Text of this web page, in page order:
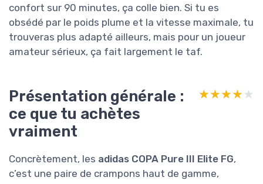
confort sur 90 minutes, ça colle bien. Si tu es
obsédé par le poids plume et la vitesse maximale, tu
trouveras plus adapté ailleurs, mais pour un joueur
amateur sérieux, ça fait largement le taf.
Présentation générale :
ce que tu achètes
vraiment
★★★★★
★★★★★
Concrètement, les adidas COPA Pure III Elite FG,
c’est une paire de crampons haut de gamme,